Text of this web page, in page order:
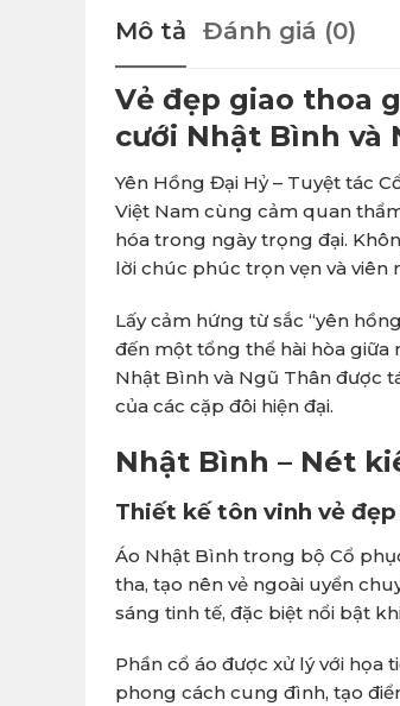
Mô tả Đánh giá (0)
Vẻ đẹp giao thoa
cưới Nhật Bình và
Yên Hồng Đại Hỷ – Tuyệt tác
Việt Nam cùng cảm quan
hóa trong ngày trọng đại.
lời chúc phúc trọn vẹn và viên
Lấy cảm hứng từ sắc “yên
đến một tổng thể hài hòa
Nhật Bình và Ngũ Thân được
của các cặp đôi hiện đại.
Nhật Bình – Nét
Thiết kế tôn vinh vẻ
Áo Nhật Bình trong bộ Cổ
tha, tạo nên vẻ ngoài uyển
sáng tinh tế, đặc biệt nổi bật
Phần cổ áo được xử lý với
phong cách cung đình, tạo